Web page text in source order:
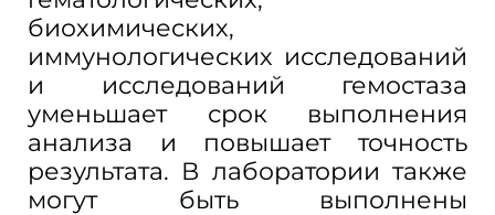
биохимических,
иммунологических исследований
и исследований гемостаза
уменьшает срок выполнения
анализа и повышает точность
результата. В лаборатории также
могут быть выполнены